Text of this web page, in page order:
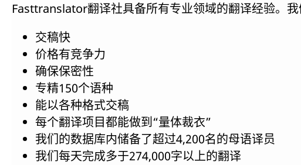
Fasttranslator翻译社具备所有专业领域的翻译经验。我
交稿快
价格有竞争力
确保保密性
专精150个语种
能以各种格式交稿
每个翻译项目都能做到“量体裁衣”
我们的数据库内储备了超过4,200名的母语译员
我们每天完成多于274,000字以上的翻译